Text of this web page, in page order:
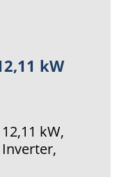
kW
kW,